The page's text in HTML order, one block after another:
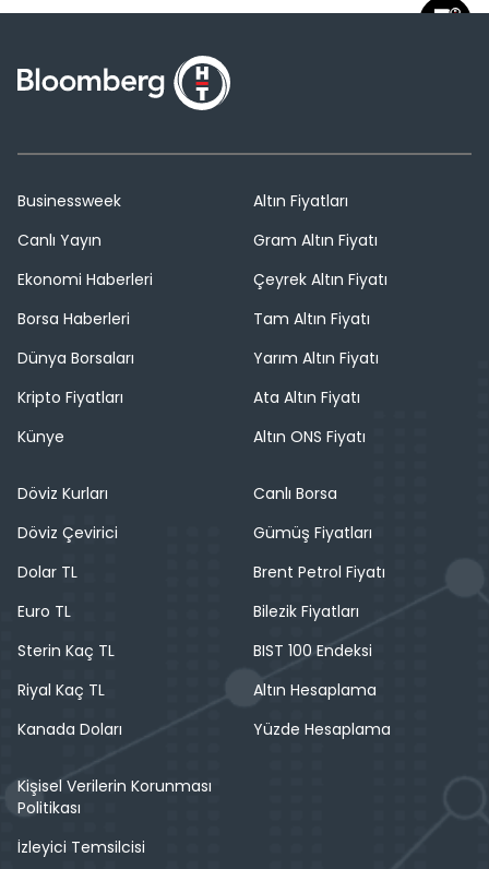
Businessweek
Canlı Yayın
Ekonomi Haberleri
Borsa Haberleri
Dünya Borsaları
Kripto Fiyatları
Künye
Altın Fiyatları
Gram Altın Fiyatı
Çeyrek Altın Fiyatı
Tam Altın Fiyatı
Yarım Altın Fiyatı
Ata Altın Fiyatı
Altın ONS Fiyatı
Döviz Kurları
Döviz Çevirici
Dolar TL
Euro TL
Sterin Kaç TL
Riyal Kaç TL
Kanada Doları
Canlı Borsa
Gümüş Fiyatları
Brent Petrol Fiyatı
Bilezik Fiyatları
BIST 100 Endeksi
Altın Hesaplama
Yüzde Hesaplama
Kişisel Verilerin Korunması
Politikası
İzleyici Temsilcisi